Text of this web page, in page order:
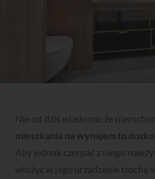
Nie od dziś wiadomo, że
mieszkania na wynajem to
Aby jednak czerpać z niego
włożyć w jego urządzenie trochę